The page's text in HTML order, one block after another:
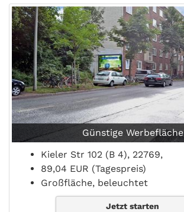
Günstige Werbefläche
Kieler Str 102 (B 4), 22769,
89,04 EUR (Tagespreis)
Großfläche, beleuchtet
Jetzt starten